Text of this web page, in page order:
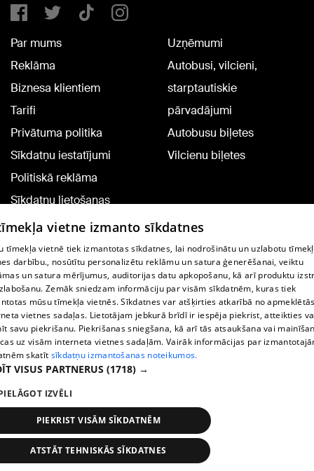
Par mums
Reklāma
Biznesa klientiem
Tarifi
Privātuma politika
Sīkdatņu iestatījumi
Politiskā reklāma
Sīkdatņu lietošanas
noteikumi
Komentāru pievienošana
Uzņēmumi
Autobusi, vilcieni,
starptautiskie
pārvadājumi
Autobusu biļetes
Vilcienu biļetes
TV programma
Līguma noteikumi
360 Ziņu kontakti
Helio Media
Portāla palīdzības dienests: e-pasts -
All rights reserved.
Ziņas Meklēt 1188 play
vietne izmanto sīkdatnes
tīmekļa vietnē tiek izmantotas sīkdatnes, lai nodrošinātu un uzlabotu
darbību., nosūtītu personalizētu reklāmu un satura ģenerēšanai, veiktu
un satura mērījumus, auditorijas datu apkopošanu, kā arī produktu
Zemāk sniedzam informāciju par visām sīkdatnēm, kuras tiek
mūsu tīmekļa vietnēs. Sīkdatnes var atšķirties atkarībā no
vietnes sadaļas. Lietotājam jebkurā brīdī ir iespēja piekrist, atteikties
savu piekrišanu. Piekrišanas sniegšana, kā arī tās atsaukšana vai
uz visām interneta vietnes sadaļām. Vairāk informācijas par
skatīt sīkdatņu izmantošanas noteikumos.
VISUS PARTNERUS (1718) →
IZVĒLI
PIEKRIST VISĀM SĪKDATNĒM
ATSTĀT TEHNISKĀS SĪKDATNES